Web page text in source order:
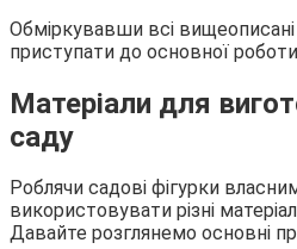
Обміркувавши всі
приступати до основної
Матеріали для
саду
Роблячи садові фігурки
використовувати різні
Давайте розглянемо основні